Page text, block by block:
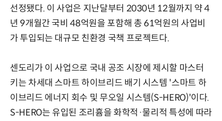
선정됐다. 이 사업은 지난달부터 2030년 12월까지 약 4
년 9개월간 국비 48억원을 포함해 총 61억원의 사업비
가 투입되는 대규모 친환경 국책 프로젝트다.
센도리가 이 사업으로 국내 공조 시장에 제시할 마스터
키는 차세대 스마트 하이브리드 배기 시스템 '스마트 하
이브리드 에너지 회수 및 무오일 시스템(S-HERO)'이다.
S-HERO는 유입된 조리흄을 화학적·물리적 특성에 따라